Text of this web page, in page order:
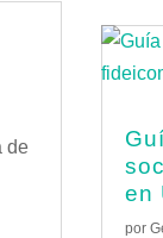
de
en
por